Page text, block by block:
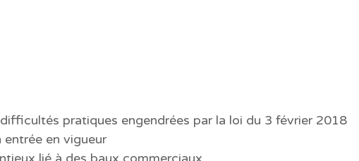
difficultés pratiques engendrées par la loi du 3 février 2018
entrée en vigueur